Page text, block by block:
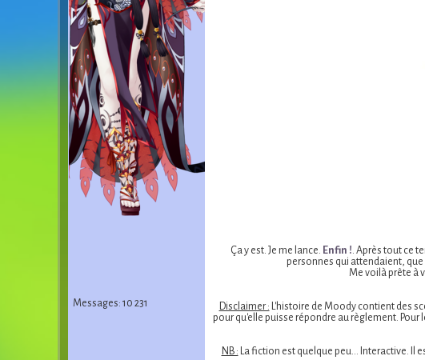
Messages: 10 231
Ça y est. Je me lance. Enfin !. Après tout ce
personnes qui attendaient,
Me voilà prête à
Disclaimer : L'histoire de Moody contient des
pour qu'elle puisse répondre au règlement. Pour
NB : La fiction est quelque peu… Interactive. Il